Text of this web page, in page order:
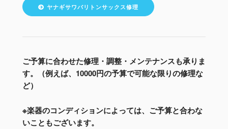
ヤナギサワバリトンサックス修理
ご予算に合わせた修理・調整・メンテナンスも承りま
す。（例えば、10000円の予算で可能な限りの修理な
ど）
※楽器のコンディションによっては、ご予算と合わな
いこともございます。